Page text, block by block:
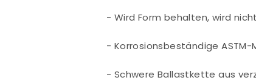
- Wird Form behalten, wird
- Korrosionsbeständige
- Schwere Ballastkette aus